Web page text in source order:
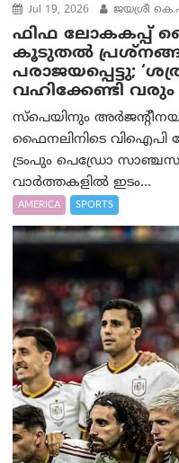
Jul 19, 2026 ജയശ്രീ
ഫിഫ ലോകകപ്പ്
കൂടുതൽ
പരാജയപ്പെട്ടു;
വഹിക്കേണ്ടി വരും
സ്പെയിനും
ഫൈനലിനിടെ
ട്രംപും പെഡ്രോ
വാർത്തകളിൽ ഇടം...
AMERICA SPORTS